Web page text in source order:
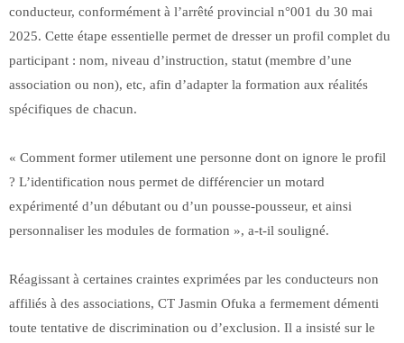
conducteur, conformément à l’arrêté provincial n°001 du 30 mai
2025. Cette étape essentielle permet de dresser un profil complet du
participant : nom, niveau d’instruction, statut (membre d’une
association ou non), etc, afin d’adapter la formation aux réalités
spécifiques de chacun.
« Comment former utilement une personne dont on ignore le profil
? L’identification nous permet de différencier un motard
expérimenté d’un débutant ou d’un pousse-pousseur, et ainsi
personnaliser les modules de formation », a-t-il souligné.
Réagissant à certaines craintes exprimées par les conducteurs non
affiliés à des associations, CT Jasmin Ofuka a fermement démenti
toute tentative de discrimination ou d’exclusion. Il a insisté sur le